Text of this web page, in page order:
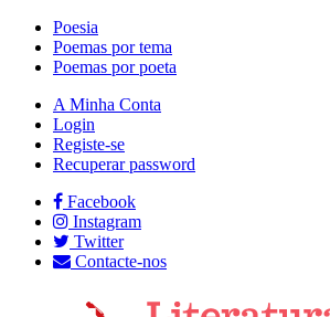
Poesia
Poemas por tema
Poemas por poeta
A Minha Conta
Login
Registe-se
Recuperar password
Facebook
Instagram
Twitter
Contacte-nos